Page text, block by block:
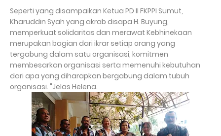
Seperti yang disampaikan Ketua PD II FKPPI Sumut,
Kharuddin Syah yang akrab disapa H. Buyung,
memperkuat solidaritas dan merawat Kebhinekaan
merupakan bagian dari ikrar setiap orang yang
tergabung dalam satu organisasi, komitmen
membesarkan organisasi serta memenuhi kebutuhan
dari apa yang diharapkan bergabung dalam tubuh
organisasi. "Jelas Helena.